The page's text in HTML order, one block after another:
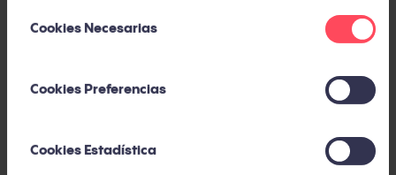
deCookies Necesarias
Cookies Preferencias
Cookies Estadística
Plaça de Francesc Macià, 8-9
Tel. +34 936 116 054